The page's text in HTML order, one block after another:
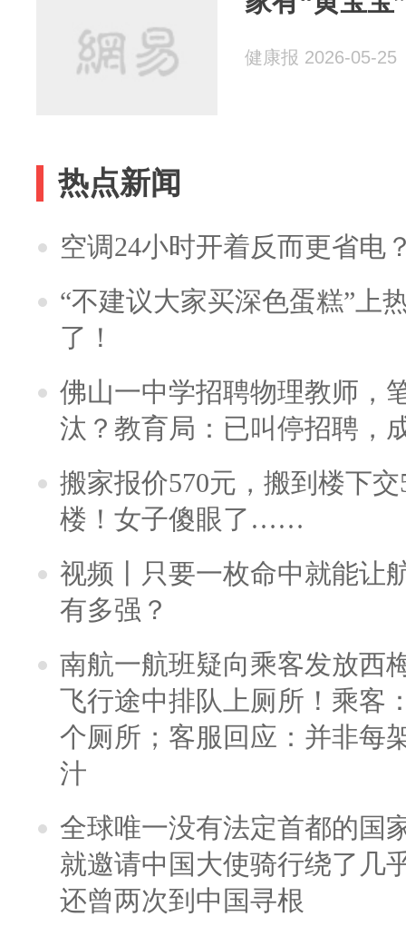
健康报 2026-05-25
热点新闻
空调24小时开着反而更省电
“不建议大家买深色蛋糕”上
了！
佛山一中学招聘物理教师，
汰？教育局：已叫停招聘，
搬家报价570元，搬到楼下
楼！女子傻眼了……
视频丨只要一枚命中就能让
有多强？
南航一航班疑向乘客发放西
飞行途中排队上厕所！乘客
个厕所；客服回应：并非每
汁
全球唯一没有法定首都的国
就邀请中国大使骑行绕了几
还曾两次到中国寻根